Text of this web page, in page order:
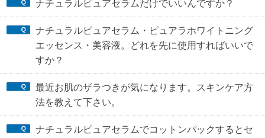
ナチュラルピュアセラムだけでいいんですか？
ナチュラルピュアセラム・ピュアラホワイトニング
エッセンス・美容液。どれを先に使用すればいいで
すか？
最近お肌のザラつきが気になります。スキンケア方
法を教えて下さい。
ナチュラルピュアセラムでコットンパックするとセ